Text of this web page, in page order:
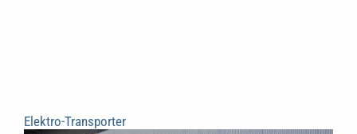
Elektro-Transporter